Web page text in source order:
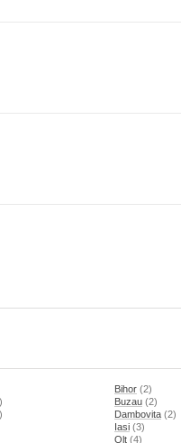
Bihor (2)
Buzau (2)
Dambovita (2)
Iasi (3)
Olt (4)